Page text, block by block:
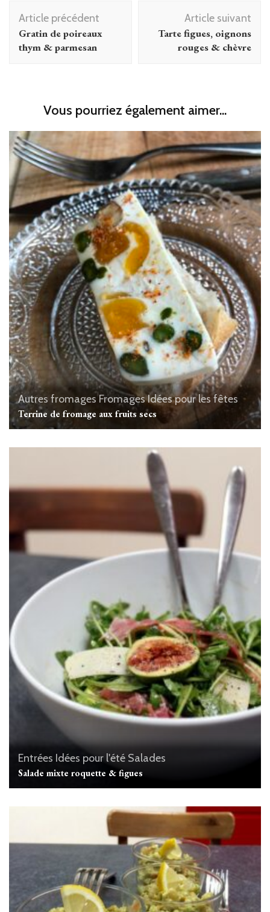
Navigation
d'article
Article précédent
Gratin de poireaux
thym & parmesan
Article suivant
Tarte figues, oignons
rouges & chèvre
Vous pourriez également aimer...
Autres fromages FromagesIdées pour les fêtes
Terrine de fromage aux fruits secs
Entrées Idées pour l'été Salades
Salade mixte roquette & figues